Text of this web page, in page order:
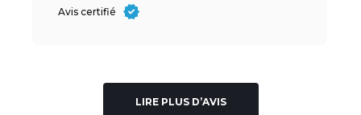
Avis certifié
LIRE PLUS D’AVIS